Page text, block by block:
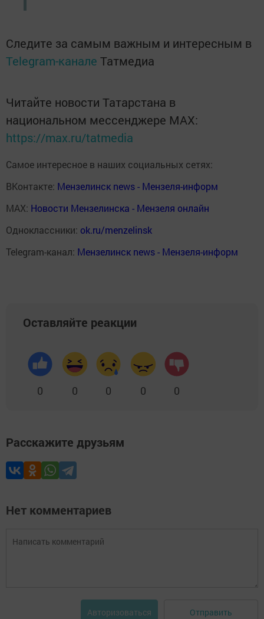
Следите за самым важным и интересным в
Telegram-канале Татмедиа
Читайте новости Татарстана в
национальном мессенджере MАХ:
https://max.ru/tatmedia
Самое интересное в наших социальных сетях:
ВКонтакте: Мензелинск news - Мензеля-информ
MAX: Новости Мензелинска - Мензеля онлайн
Одноклассники: ok.ru/menzelinsk
Telegram-канал: Мензелинск news - Мензеля-информ
Оставляйте реакции
0 0 0 0 0
Расскажите друзьям
Нет комментариев
Авторизоваться Отправить